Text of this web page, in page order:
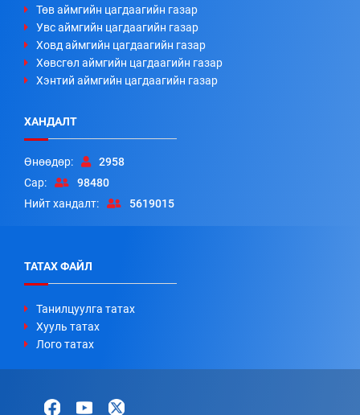
Төв аймгийн цагдаагийн газар
Увс аймгийн цагдаагийн газар
Ховд аймгийн цагдаагийн газар
Хөвсгөл аймгийн цагдаагийн газар
Хэнтий аймгийн цагдаагийн газар
ХАНДАЛТ
Өнөөдөр:
2958
Сар:
98480
Нийт хандалт:
5619015
ТАТАХ ФАЙЛ
Танилцуулга татах
Хууль татах
Лого татах